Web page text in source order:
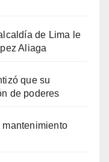
de Lima le
Aliaga
que su
de poderes